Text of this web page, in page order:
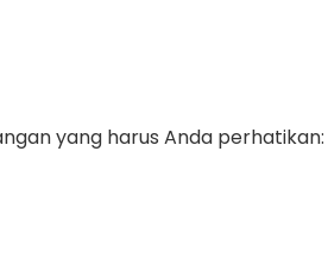
yang harus Anda perhatikan: